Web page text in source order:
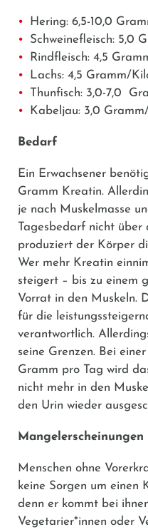
Hering: 6,5-10,0
Schweinefleisch: 5,0
Rindfleisch: 4,5
Lachs: 4,5 Gramm/
Thunfisch: 3,0-7,0
Kabeljau: 3,0
Bedarf
Ein Erwachsener
Gramm Kreatin.
je nach Muskelmasse
Tagesbedarf nicht über
produziert der Körper
Wer mehr Kreatin
steigert – bis zu einem
Vorrat in den Muskeln.
für die
verantwortlich.
seine Grenzen. Bei
Gramm pro Tag wird
nicht mehr in den
den Urin wieder
Mangelerscheinungen
Menschen ohne
keine Sorgen um einen
denn er kommt bei
Vegetarier*innen oder